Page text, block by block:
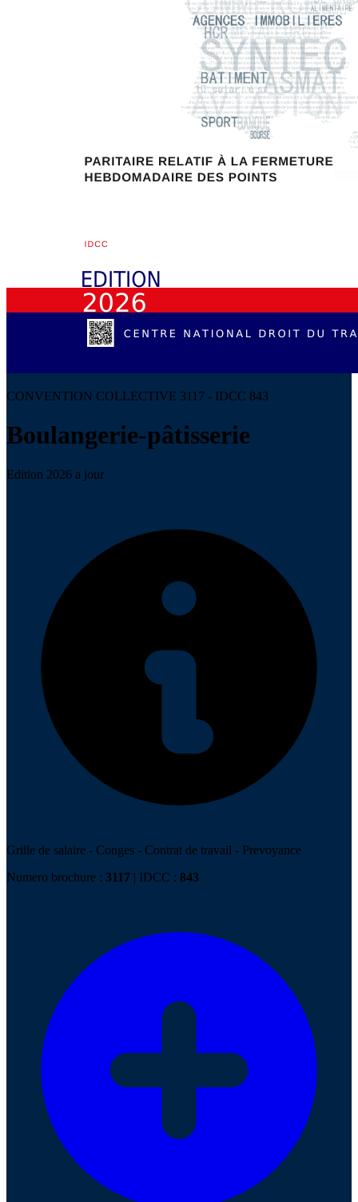
CONVENTION COLLECTIVE 3117 - IDCC 843
Boulangerie-pâtisserie
Edition 2026 a jour
Grille de salaire - Conges - Contrat de travail - Prevoyance
Numero brochure : 3117 | IDCC : 843